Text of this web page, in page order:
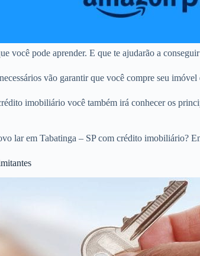
você pode aprender. E que te ajudarão a
vão garantir que você compre seu
imobiliário você também irá conhecer os
lar em Tabatinga – SP com crédito imobiliário?